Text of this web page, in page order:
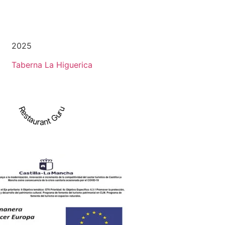
2025
Taberna La Higuerica
Restaurant Guru